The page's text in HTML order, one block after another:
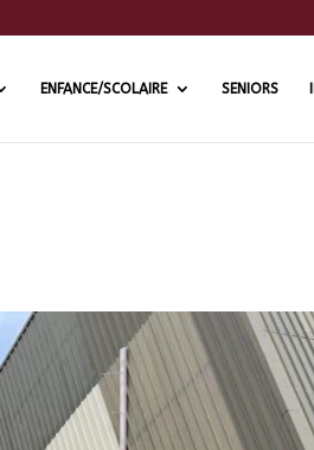
ENFANCE/SCOLAIRE SENIORS